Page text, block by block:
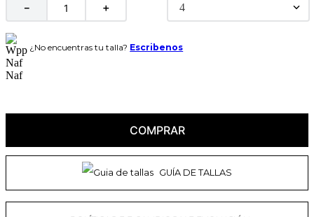
＋
－ 4
¿No encuentras tu talla? Escribenos
COMPRAR
GUÍA DE TALLAS